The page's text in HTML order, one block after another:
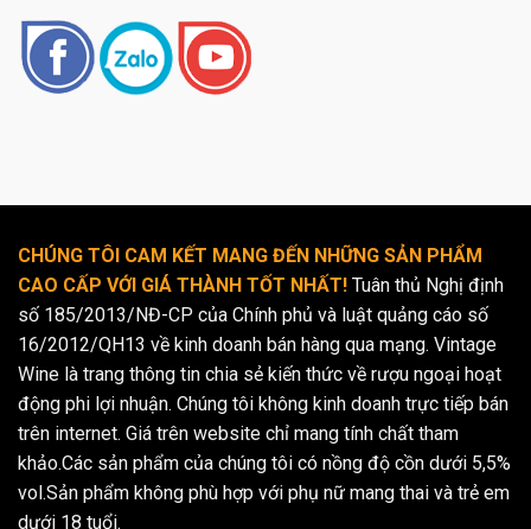
CHÚNG TÔI CAM KẾT MANG ĐẾN NHỮNG SẢN PHẨM
CAO CẤP VỚI GIÁ THÀNH TỐT NHẤT! Tuân thủ Nghị định
số 185/2013/NĐ-CP của Chính phủ và luật quảng cáo số
16/2012/QH13 về kinh doanh bán hàng qua mạng. Vintage
Wine là trang thông tin chia sẻ kiến thức về rượu ngoại hoạt
động phi lợi nhuận. Chúng tôi không kinh doanh trực tiếp bán
trên internet. Giá trên website chỉ mang tính chất tham
khảo.Các sản phẩm của chúng tôi có nồng độ cồn dưới 5,5%
vol.Sản phẩm không phù hợp với phụ nữ mang thai và trẻ em
dưới 18 tuổi.